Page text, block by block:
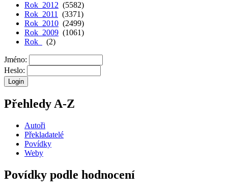
Rok 2012 (5582)
Rok 2011
(3371)
Rok 2010 (2499)
Rok 2009 (1061)
Rok
(2)
Jméno:
Heslo:
Přehledy A-Z
Autoři
Překladatelé
Povídky
Weby
Povídky podle hodnocení